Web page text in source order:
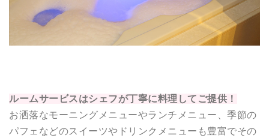
ルームサービスはシェフが丁寧に料理してご提供！
お洒落なモーニングメニューやランチメニュー、季節の
パフェなどのスイーツやドリンクメニューも豊富でその